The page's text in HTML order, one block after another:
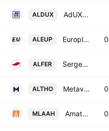
ALDUX AdUX SA
ALEUP Europlasma SA
ALFER SergeFerrari Group SA
ALTHO Metavisio SA
MLAAH Amatheon Agri Holding NV